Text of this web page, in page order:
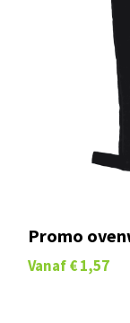
Promo
Vanaf € 1,57